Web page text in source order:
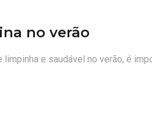
no verão
limpinha e saudável no verão, é